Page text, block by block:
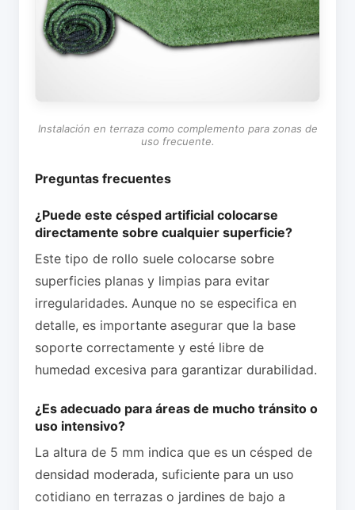
Instalación en terraza como complemento para zonas de
uso frecuente.
Preguntas frecuentes
¿Puede este césped artificial colocarse
directamente sobre cualquier superficie?
Este tipo de rollo suele colocarse sobre
superficies planas y limpias para evitar
irregularidades. Aunque no se especifica en
detalle, es importante asegurar que la base
soporte correctamente y esté libre de
humedad excesiva para garantizar durabilidad.
¿Es adecuado para áreas de mucho tránsito o
uso intensivo?
La altura de 5 mm indica que es un césped de
densidad moderada, suficiente para un uso
cotidiano en terrazas o jardines de bajo a